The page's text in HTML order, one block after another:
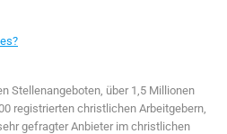
Stellenangeboten, über 1,5 Millionen
registrierten christlichen Arbeitgebern,
gefragter Anbieter im christlichen